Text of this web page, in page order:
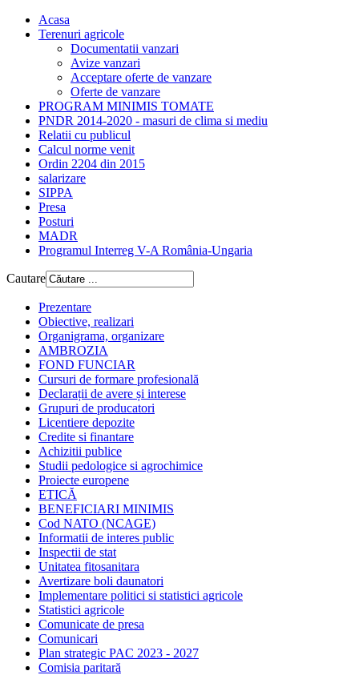
Acasa
Terenuri agricole
Documentatii vanzari
Avize vanzari
Acceptare oferte de vanzare
Oferte de vanzare
PROGRAM MINIMIS TOMATE
PNDR 2014-2020 - masuri de clima si mediu
Relatii cu publicul
Calcul norme venit
Ordin 2204 din 2015
salarizare
SIPPA
Presa
Posturi
MADR
Programul Interreg V-A România-Ungaria
Cautare
Prezentare
Obiective, realizari
Organigrama, organizare
AMBROZIA
FOND FUNCIAR
Cursuri de formare profesională
Declarații de avere și interese
Grupuri de producatori
Licentiere depozite
Credite si finantare
Achizitii publice
Studii pedologice si agrochimice
Proiecte europene
ETICĂ
BENEFICIARI MINIMIS
Cod NATO (NCAGE)
Informatii de interes public
Inspectii de stat
Unitatea fitosanitara
Avertizare boli daunatori
Implementare politici si statistici agricole
Statistici agricole
Comunicate de presa
Comunicari
Plan strategic PAC 2023 - 2027
Comisia paritară